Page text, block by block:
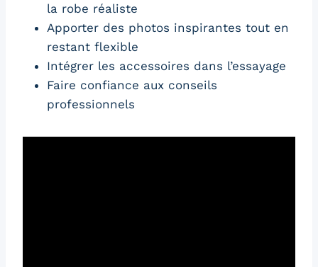
la robe réaliste
Apporter des photos inspirantes tout en
restant flexible
Intégrer les accessoires dans l’essayage
Faire confiance aux conseils
professionnels